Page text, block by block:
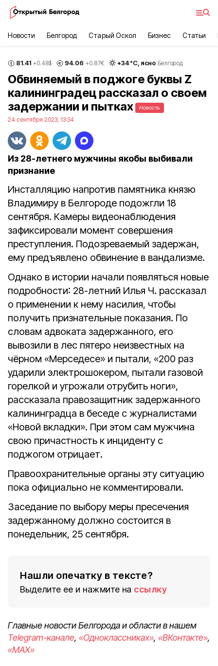
Новости Белгород Старый Оскол Бизнес Статьи
81.41 +0.48$ 94.06 +0.87€ +34°С, ясно Белгород
Обвиняемый в поджоге буквы Z
калининградец рассказал о своем
задержании и пытках
Новость
24 сентября 2023, 13:34
Из 28-летнего мужчины якобы выбивали
признание
Инсталляцию напротив памятника князю
Владимиру в Белгороде подожгли 18
сентября. Камеры видеонаблюдения
зафиксировали момент совершения
преступления. Подозреваемый задержан,
ему предъявлено обвинение в вандализме.
Однако в истории начали появляться новые
подробности: 28-летний Илья Ч. рассказал
о применении к нему насилия, чтобы
получить признательные показания. По
словам адвоката задержанного, его
вывозили в лес пятеро неизвестных на
чёрном «Мерседесе» и пытали, «200 раз
ударили электрошокером, пытали газовой
горелкой и угрожали отрубить ноги»,
рассказала правозащитник задержанного
калининградца в беседе с журналистами
«Новой вкладки». При этом сам мужчина
свою причастность к инциденту с
поджогом отрицает.
Правоохранительные органы эту ситуацию
пока официально не комментировали.
Заседание по выбору меры пресечения
задержанному должно состоится в
понедельник, 25 сентября.
Нашли опечатку в тексте?
Выделите ее и нажмите на ссылку
Главные новости Белгорода и области в нашем
Telegram-канале, «Одноклассниках», «ВКонтакте»,
«MAX»